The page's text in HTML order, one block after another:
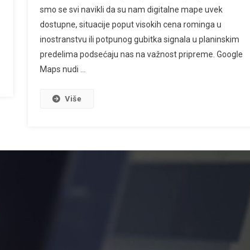
smo se svi navikli da su nam digitalne mape uvek
dostupne, situacije poput visokih cena rominga u
inostranstvu ili potpunog gubitka signala u planinskim
predelima podsećaju nas na važnost pripreme. Google
Maps nudi …
Više